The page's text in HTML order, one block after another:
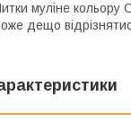
муліне кольору
дещо